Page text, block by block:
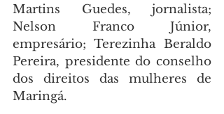
Martins Guedes, jornalista;
Nelson Franco Júnior,
empresário; Terezinha Beraldo
Pereira, presidente do conselho
dos direitos das mulheres de
Maringá.